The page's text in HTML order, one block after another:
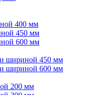
400 мм
450 мм
600 мм
шириной 450 мм
шириной 600 мм
200 мм